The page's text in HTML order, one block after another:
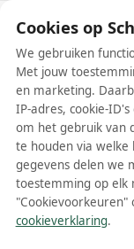
Witte
Op zoek naar de
juiste adres!
Cookies op
We gebruiken
Met jouw
en marketing.
IP-adres, cookie-
om het gebruik van
te houden via welke
gegevens delen we
toestemming op elk
"Cookievoorkeuren"
cookieverklaring.